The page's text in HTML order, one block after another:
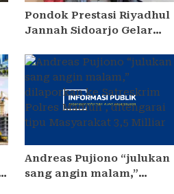
Pondok Prestasi Riyadhul
Jannah Sidoarjo Gelar
Pembinaan Karakter
Santriwati Yatim Dhuafa
Andreas Pujiono “julukan
sang angin malam,”